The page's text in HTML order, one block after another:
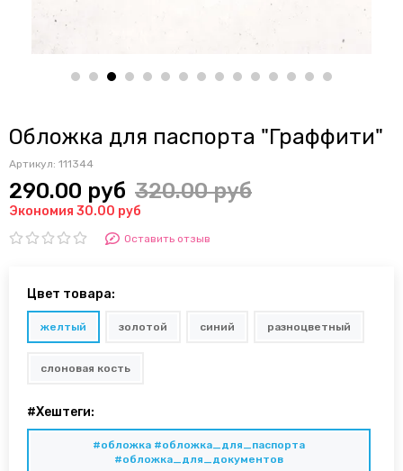
Обложка для паспорта "Граффити"
Артикул: 111344
290.00 руб 320.00 руб
Экономия 30.00 руб
Оставить отзыв
Цвет товара:
желтый золотой синий разноцветный
слоновая кость
#Хештеги:
#обложка #обложка_для_паспорта
#обложка_для_документов